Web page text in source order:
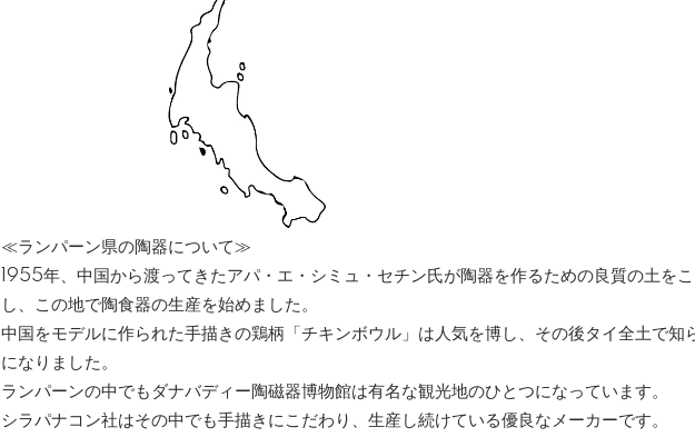
≪ランパーン県の陶器について≫
1955年、中国から渡ってきたアパ・エ・シミュ・セチン氏が陶器を作るための良質の土を
し、この地で陶食器の生産を始めました。
中国をモデルに作られた手描きの鶏柄「チキンボウル」は人気を博し、その後タイ全土で知
になりました。
ランパーンの中でもダナバディー陶磁器博物館は有名な観光地のひとつになっています。
シラパナコン社はその中でも手描きにこだわり、生産し続けている優良なメーカーです。